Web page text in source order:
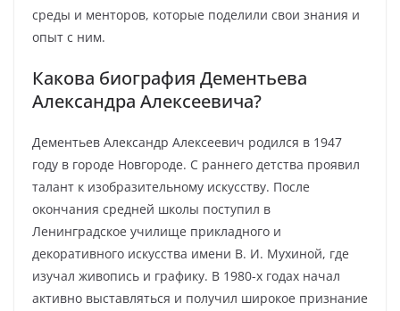
среды и менторов, которые поделили свои знания и
опыт с ним.
Какова биография Дементьева
Александра Алексеевича?
Дементьев Александр Алексеевич родился в 1947
году в городе Новгороде. С раннего детства проявил
талант к изобразительному искусству. После
окончания средней школы поступил в
Ленинградское училище прикладного и
декоративного искусства имени В. И. Мухиной, где
изучал живопись и графику. В 1980-х годах начал
активно выставляться и получил широкое признание